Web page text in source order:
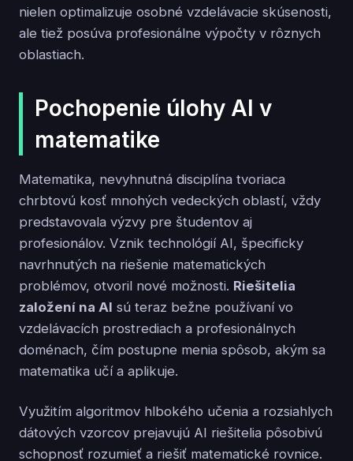
nielen optimalizuje osobné vzdelávacie skúsenosti,
ale tiež posúva profesionálne výpočty v rôznych
oblastiach.
Pochopenie úlohy AI v
matematike
Matematika, nevyhnutná disciplína tvoriaca
chrbtovú kosť mnohých vedeckých oblastí, vždy
predstavovala výzvy pre študentov aj
profesionálov. Vznik technológií AI, špecificky
navrhnutých na riešenie matematických
problémov, otvoril nové možnosti. Riešitelia
založení na AI sú teraz bežne používaní vo
vzdelávacích prostrediach a profesionálnych
doménach, čím postupne menia spôsob, akým sa
matematika učí a aplikuje.
Využitím algoritmov hlbokého učenia a rozsiahlych
dátových vzorcov prejavujú AI riešitelia pôsobivú
schopnosť rozumieť a riešiť matematické rovnice.